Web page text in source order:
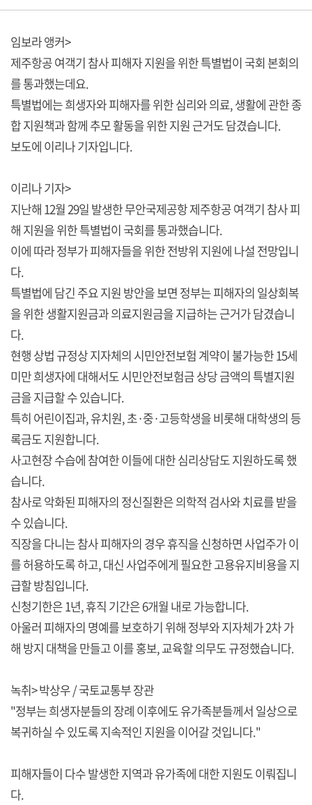
임보라 앵커>
제주항공 여객기 참사 피해자 지원을 위한 특별법이 국회 본회의
를 통과했는데요.
특별법에는 희생자와 피해자를 위한 심리와 의료, 생활에 관한 종
합 지원책과 함께 추모 활동을 위한 지원 근거도 담겼습니다.
보도에 이리나 기자입니다.
이리나 기자>
지난해 12월 29일 발생한 무안국제공항 제주항공 여객기 참사 피
해 지원을 위한 특별법이 국회를 통과했습니다.
이에 따라 정부가 피해자들을 위한 전방위 지원에 나설 전망입니
다.
특별법에 담긴 주요 지원 방안을 보면 정부는 피해자의 일상회복
을 위한 생활지원금과 의료지원금을 지급하는 근거가 담겼습니
다.
현행 상법 규정상 지자체의 시민안전보험 계약이 불가능한 15세
미만 희생자에 대해서도 시민안전보험금 상당 금액의 특별지원
금을 지급할 수 있습니다.
특히 어린이집과, 유치원, 초·중·고등학생을 비롯해 대학생의 등
록금도 지원합니다.
사고현장 수습에 참여한 이들에 대한 심리상담도 지원하도록 했
습니다.
참사로 악화된 피해자의 정신질환은 의학적 검사와 치료를 받을
수 있습니다.
직장을 다니는 참사 피해자의 경우 휴직을 신청하면 사업주가 이
를 허용하도록 하고, 대신 사업주에게 필요한 고용유지비용을 지
급할 방침입니다.
신청기한은 1년, 휴직 기간은 6개월 내로 가능합니다.
아울러 피해자의 명예를 보호하기 위해 정부와 지자체가 2차 가
해 방지 대책을 만들고 이를 홍보, 교육할 의무도 규정했습니다.
녹취> 박상우 / 국토교통부 장관
"정부는 희생자분들의 장례 이후에도 유가족분들께서 일상으로
복귀하실 수 있도록 지속적인 지원을 이어갈 것입니다."
피해자들이 다수 발생한 지역과 유가족에 대한 지원도 이뤄집니
다.